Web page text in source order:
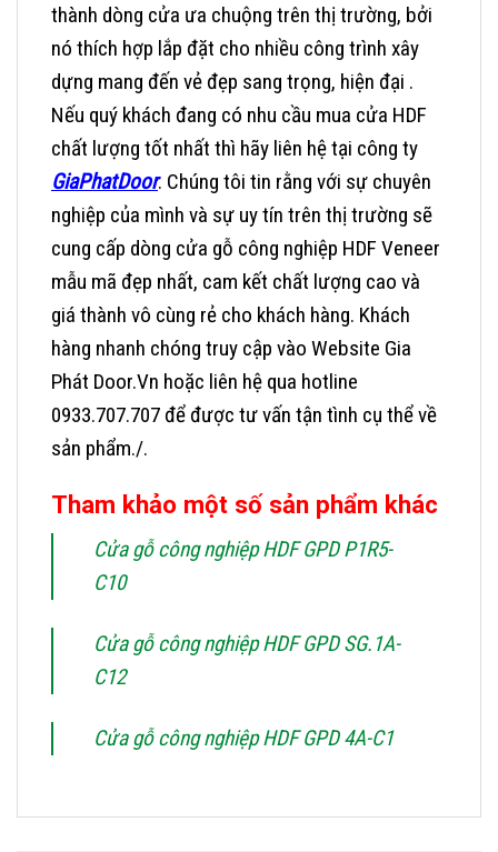
thành dòng cửa ưa chuộng trên thị trường, bởi
nó thích hợp lắp đặt cho nhiều công trình xây
dựng mang đến vẻ đẹp sang trọng, hiện đại .
Nếu quý khách đang có nhu cầu mua cửa HDF
chất lượng tốt nhất thì hãy liên hệ tại công ty
GiaPhatDoor. Chúng tôi tin rằng với sự chuyên
nghiệp của mình và sự uy tín trên thị trường sẽ
cung cấp dòng cửa gỗ công nghiệp HDF Veneer
mẫu mã đẹp nhất, cam kết chất lượng cao và
giá thành vô cùng rẻ cho khách hàng. Khách
hàng nhanh chóng truy cập vào Website Gia
Phát Door.Vn hoặc liên hệ qua hotline
0933.707.707 để được tư vấn tận tình cụ thể về
sản phẩm./.
Tham khảo một số sản phẩm khác
Cửa gỗ công nghiệp HDF GPD P1R5-
C10
Cửa gỗ công nghiệp HDF GPD SG.1A-
C12
Cửa gỗ công nghiệp HDF GPD 4A-C1